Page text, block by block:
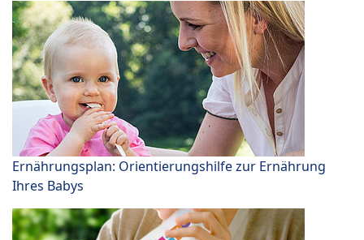
Ernährungsplan: Orientierungshilfe zur Ernährung
Ihres Babys